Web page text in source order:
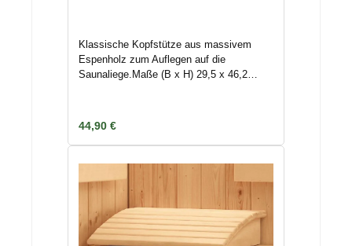
Klassische Kopfstütze aus massivem
Espenholz zum Auflegen auf die
Saunaliege.Maße (B x H) 29,5 x 46,2
Zahlungseingang an die hinterlegte
Adresse mittels Spedition/ Paketdienst
versendet. Nichtannahme oder
Terminverschiebungen können
Lagerkosten nach sich ziehen. Deswegen
geben Sie uns Bescheid, wenn das
Zubehör nicht unmittelbar versendet
werden kann, um Kosten zu vermeiden.
Regulärer Preis:
44,90 €